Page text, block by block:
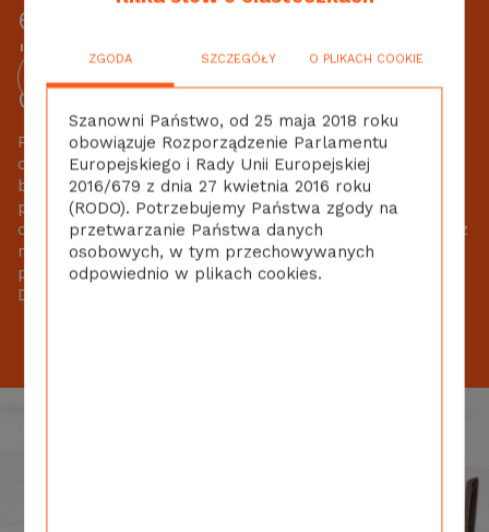
ZGODA SZCZEGÓŁY O PLIKACH COOKIE
Szanowni Państwo, od 25 maja 2018 roku
obowiązuje Rozporządzenie Parlamentu
Europejskiego i Rady Unii Europejskiej
2016/679 z dnia 27 kwietnia 2016 roku
(RODO). Potrzebujemy Państwa zgody na
przetwarzanie Państwa danych
osobowych, w tym przechowywanych
odpowiednio w plikach cookies.
ekologicznie? Czyli
"oszczędności w
codzienności"
Płyn do naczyń, płyn do szyb, płyn do podłóg
drewnianych, płyn do kafelek, środek na kamień, rdzę,
bakterie... czy naprawdę to wszystko jest Ci
potrzebne? Niekoniecznie. Skład tych środków
chemicznych pozostawia wiele do życzenia, większość z
nich jest niebezpieczna. Nie bez powodu mocno trzeba
pilnować, aby nie dostały się one w ręce najmłodszych.
Dodatkowo kosztują fortunę!